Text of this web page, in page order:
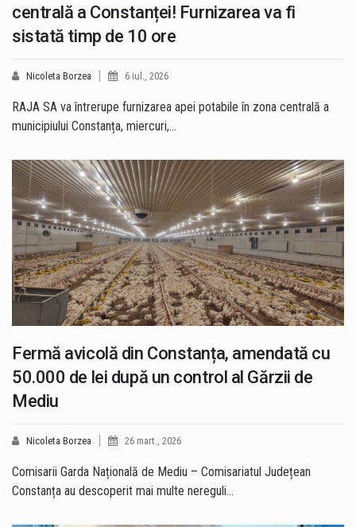
centrală a Constanței! Furnizarea va fi
sistată timp de 10 ore
Nicoleta Borzea 6 iul., 2026
RAJA SA va întrerupe furnizarea apei potabile în zona centrală a
municipiului Constanța, miercuri,…
Fermă avicolă din Constanța, amendată cu
50.000 de lei după un control al Gărzii de
Mediu
Nicoleta Borzea 26 mart., 2026
Comisarii Garda Națională de Mediu – Comisariatul Județean
Constanța au descoperit mai multe nereguli…